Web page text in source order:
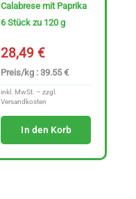
Calabrese mit Paprika
6 Stück zu 120 g
28,49€
Preis/kg : 39.55 €
inkl. MwSt. – zzgl.
Versandkosten
In den Korb